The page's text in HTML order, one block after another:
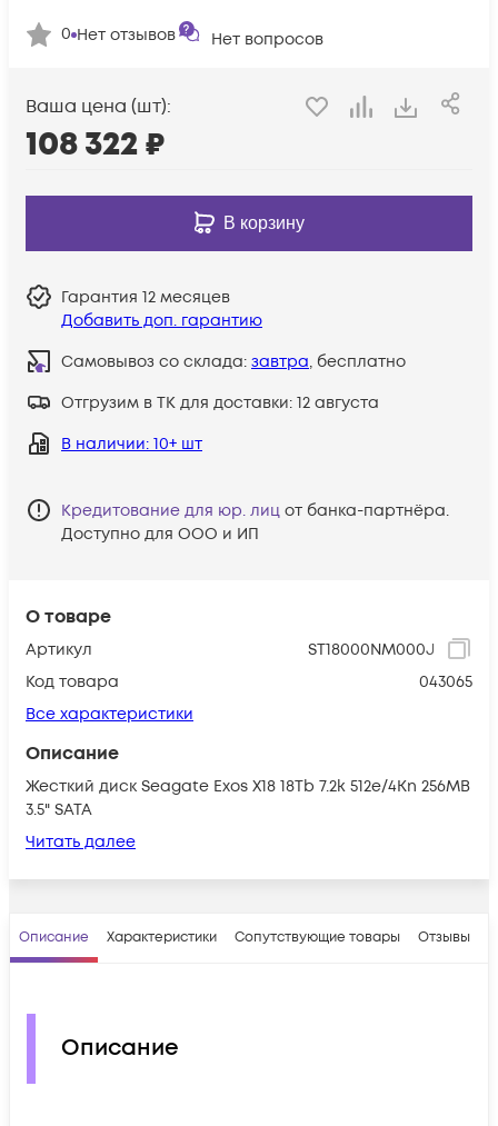
О товаре
Артикул
ST18000NM000J
Код товара
043065
Все характеристики
Описание
Жесткий диск Seagate Exos X18 18Tb 7.2k 512e/4Kn 256MB
3.5" SATA
Читать далее
0 Нет отзывов Нет вопросов
Ваша цена (шт):
108 322₽
В корзину
Гарантия 12 месяцев
Добавить доп. гарантию
Самовывоз со склада: завтра, бесплатно
Отгрузим в ТК для доставки: 12 августа
В наличии: 10+ шт
Кредитование для юр. лиц от банка-партнёра.
Доступно для ООО и ИП
Описание Характеристики Сопутствующие товары Отзывы
Описание